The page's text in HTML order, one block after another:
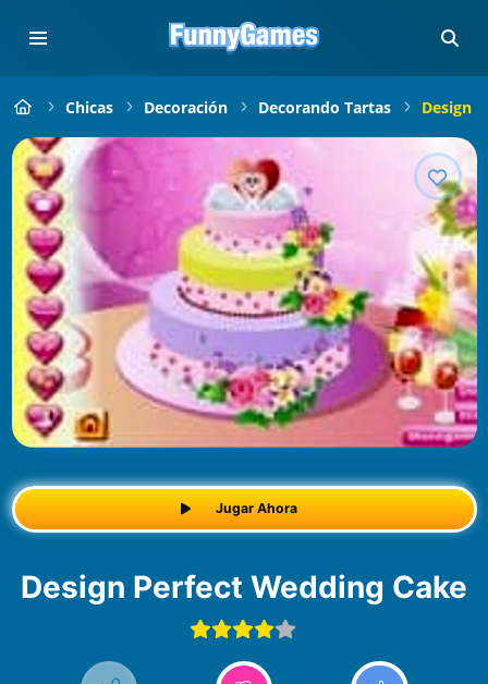
Chicas Decoración Decorando Tartas Design
Jugar Ahora
Design Perfect Wedding Cake